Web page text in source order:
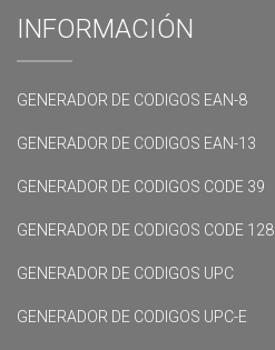
INFORMACIÓN
GENERADOR DE CODIGOS EAN-8
GENERADOR DE CODIGOS EAN-13
GENERADOR DE CODIGOS CODE 39
GENERADOR DE CODIGOS CODE 128
GENERADOR DE CODIGOS UPC
GENERADOR DE CODIGOS UPC-E